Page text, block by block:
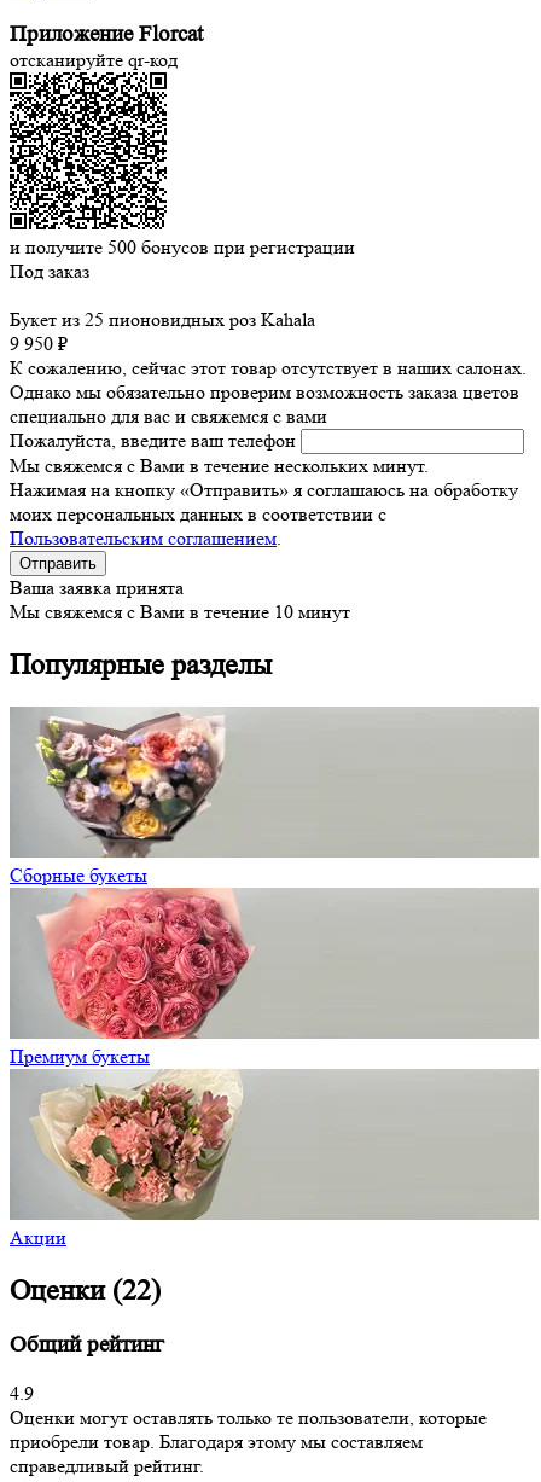
Приложение Florcat
отсканируйте qr-код
и получите 500 бонусов при регистрации
Под заказ
Букет из 25 пионовидных роз Kahala
9 950 ₽
К сожалению, сейчас этот товар отсутствует в наших салонах.
Однако мы обязательно проверим возможность заказа цветов
специально для вас и свяжемся с вами
Пожалуйста, введите ваш телефон
Мы свяжемся с Вами в течение нескольких минут.
Нажимая на кнопку «Отправить» я соглашаюсь на обработку
моих персональных данных в соответствии с
Пользовательским соглашением.
Ваша заявка принята
Мы свяжемся с Вами в течение 10 минут
Популярные разделы
Сборные букеты
Премиум букеты
Акции
Оценки (22)
Общий рейтинг
4.9
Оценки могут оставлять только те пользователи, которые
приобрели товар. Благодаря этому мы составляем
справедливый рейтинг.